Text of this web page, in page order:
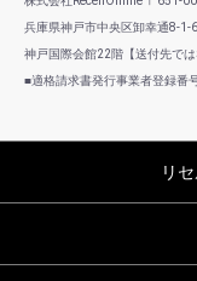
兵庫県神戸市中央区卸幸通8-1-6
神戸国際会館22階【送付先で
■適格請求書発行事業者登録番
リ